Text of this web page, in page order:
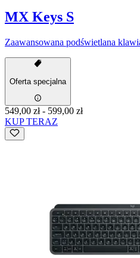
MX Keys S
Zaawansowana podświetlana
Oferta specjalna
549,00 zł- 599,00 zł
KUP TERAZ